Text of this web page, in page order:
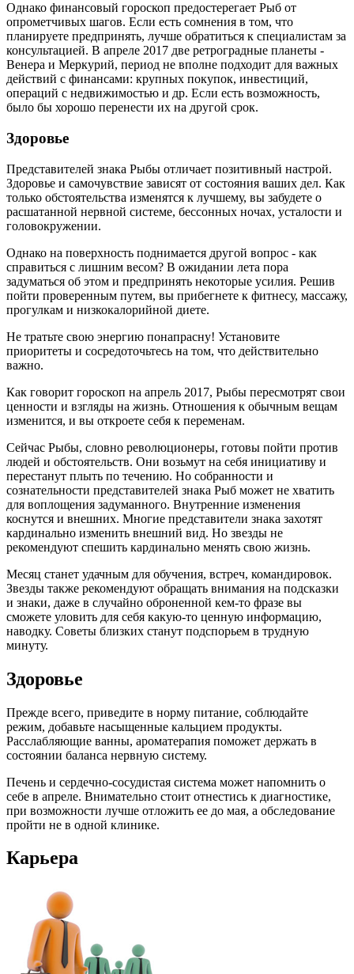
Однако финансовый гороскоп предостерегает Рыб от
опрометчивых шагов. Если есть сомнения в том, что
планируете предпринять, лучше обратиться к специалистам за
консультацией. В апреле 2017 две ретроградные планеты -
Венера и Меркурий, период не вполне подходит для важных
действий с финансами: крупных покупок, инвестиций,
операций с недвижимостью и др. Если есть возможность,
было бы хорошо перенести их на другой срок.
Здоровье
Представителей знака Рыбы отличает позитивный настрой.
Здоровье и самочувствие зависят от состояния ваших дел. Как
только обстоятельства изменятся к лучшему, вы забудете о
расшатанной нервной системе, бессонных ночах, усталости и
головокружении.
Однако на поверхность поднимается другой вопрос - как
справиться с лишним весом? В ожидании лета пора
задуматься об этом и предпринять некоторые усилия. Решив
пойти проверенным путем, вы прибегнете к фитнесу, массажу,
прогулкам и низкокалорийной диете.
Не тратьте свою энергию понапрасну! Установите
приоритеты и сосредоточьтесь на том, что действительно
важно.
Как говорит гороскоп на апрель 2017, Рыбы пересмотрят свои
ценности и взгляды на жизнь. Отношения к обычным вещам
изменится, и вы откроете себя к переменам.
Сейчас Рыбы, словно революционеры, готовы пойти против
людей и обстоятельств. Они возьмут на себя инициативу и
перестанут плыть по течению. Но собранности и
сознательности представителей знака Рыб может не хватить
для воплощения задуманного. Внутренние изменения
коснутся и внешних. Многие представители знака захотят
кардинально изменить внешний вид. Но звезды не
рекомендуют спешить кардинально менять свою жизнь.
Месяц станет удачным для обучения, встреч, командировок.
Звезды также рекомендуют обращать внимания на подсказки
и знаки, даже в случайно оброненной кем-то фразе вы
сможете уловить для себя какую-то ценную информацию,
наводку. Советы близких станут подспорьем в трудную
минуту.
Здоровье
Прежде всего, приведите в норму питание, соблюдайте
режим, добавьте насыщенные кальцием продукты.
Расслабляющие ванны, ароматерапия поможет держать в
состоянии баланса нервную систему.
Печень и сердечно-сосудистая система может напомнить о
себе в апреле. Внимательно стоит отнестись к диагностике,
при возможности лучше отложить ее до мая, а обследование
пройти не в одной клинике.
Карьера